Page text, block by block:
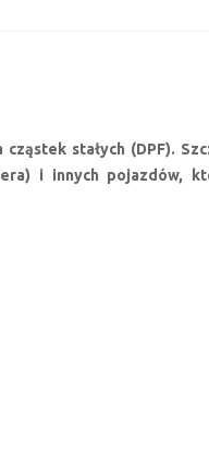
stałych (DPF).
i innych pojazdów,